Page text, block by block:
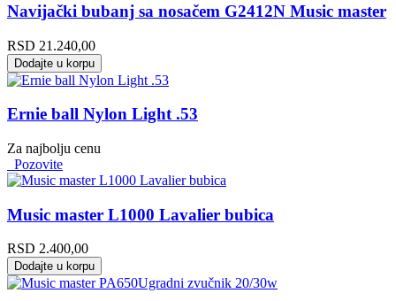
Navijački bubanj sa nosačem G2412N Music master
RSD 21.240,00
Dodajte u korpu
Ernie ball Nylon Light .53
Za najbolju cenu
Pozovite
Music master L1000 Lavalier bubica
RSD 2.400,00
Dodajte u korpu